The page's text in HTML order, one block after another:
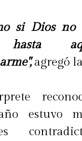
si Dios no
hasta
agregó
estuvo